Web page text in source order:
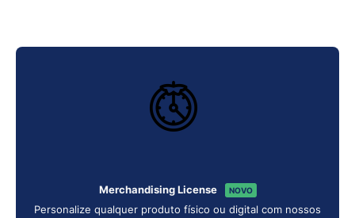
Merchandising License NOVO
Personalize qualquer produto físico ou digital com nossos